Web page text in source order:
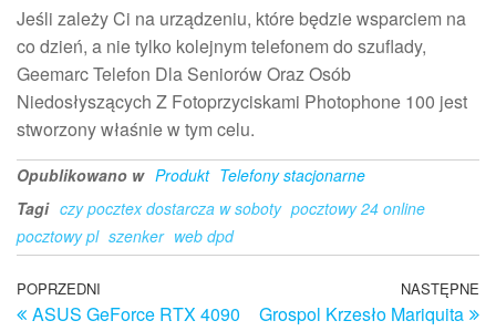
Jeśli zależy Ci na urządzeniu, które będzie wsparciem na
co dzień, a nie tylko kolejnym telefonem do szuflady,
Geemarc Telefon Dla Seniorów Oraz Osób
Niedosłyszących Z Fotoprzyciskami Photophone 100 jest
stworzony właśnie w tym celu.
Opublikowano w Produkt Telefony stacjonarne
Tagi czy pocztex dostarcza w soboty pocztowy 24 online
pocztowy pl szenker web dpd
Nawigacja
Poprzedni
wpis
POPRZEDNI
ASUS GeForce RTX 4090
NASTĘPNE
Grospol Krzesło Mariquita